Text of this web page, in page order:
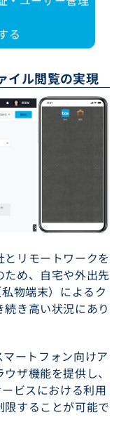
る
イル閲覧の実現
リモートワークを
め、自宅や外出先
物端末）によるク
き高い状況にあり
マートフォン向けア
ザ機能を提供し、
ビスにおける利用
限することが可能で